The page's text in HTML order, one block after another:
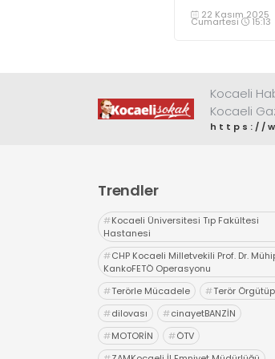
Bandırma
Vapuru’na!”
22 Kasım 2025
Cumartesi 15:13
Kocaeli
Kocaeli
https://
Trendler
#Kocaeli Üniversitesi Tıp Fakültesi
Hastanesi
#CHP Kocaeli Milletvekili Prof. Dr.
KankoFETÖ Operasyonu
#Terörle Mücadele #Terör
#dilovası #cinayetBANZİN
#MOTORİN #ÖTV